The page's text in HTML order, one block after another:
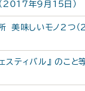
2017年9月15日）
美味しいモノ2つ
スティバル』 のこ